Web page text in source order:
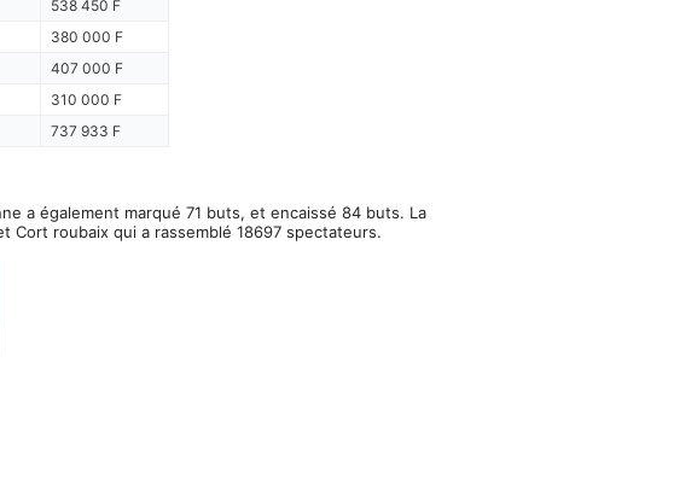
538 450 F
380 000 F
407 000 F
310 000 F
737 933 F
a également marqué 71 buts, et encaissé 84 buts. La
roubaix qui a rassemblé 18697 spectateurs.